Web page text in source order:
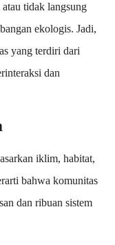
atau tidak langsung
ekologis. Jadi,
yang terdiri dari
dan
iklim, habitat,
bahwa komunitas
dan ribuan sistem